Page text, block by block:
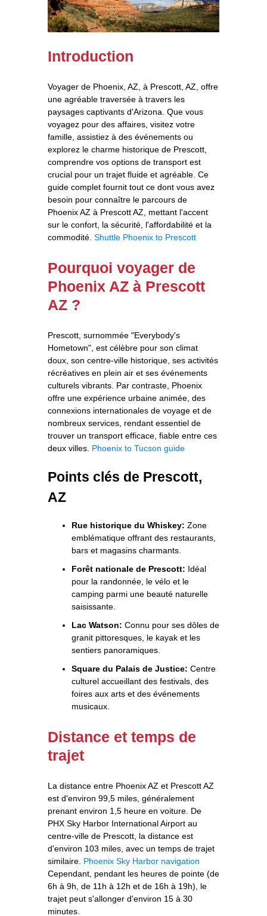
Introduction
Voyager de Phoenix, AZ, à Prescott, AZ, offre
une agréable traversée à travers les
paysages captivants d'Arizona. Que vous
voyagez pour des affaires, visitez votre
famille, assistiez à des événements ou
explorez le charme historique de Prescott,
comprendre vos options de transport est
crucial pour un trajet fluide et agréable. Ce
guide complet fournit tout ce dont vous avez
besoin pour connaître le parcours de
Phoenix AZ à Prescott AZ, mettant l'accent
sur le confort, la sécurité, l'affordabilité et la
commodité. Shuttle Phoenix to Prescott
Pourquoi voyager de
Phoenix AZ à Prescott
AZ ?
Prescott, surnommée "Everybody's
Hometown", est célèbre pour son climat
doux, son centre-ville historique, ses activités
récréatives en plein air et ses événements
culturels vibrants. Par contraste, Phoenix
offre une expérience urbaine animée, des
connexions internationales de voyage et de
nombreux services, rendant essentiel de
trouver un transport efficace, fiable entre ces
deux villes. Phoenix to Tucson guide
Points clés de Prescott,
AZ
Rue historique du Whiskey: Zone
emblématique offrant des restaurants,
bars et magasins charmants.
Forêt nationale de Prescott: Idéal
pour la randonnée, le vélo et le
camping parmi une beauté naturelle
saisissante.
Lac Watson: Connu pour ses dôles de
granit pittoresques, le kayak et les
sentiers panoramiques.
Square du Palais de Justice: Centre
culturel accueillant des festivals, des
foires aux arts et des événements
musicaux.
Distance et temps de
trajet
La distance entre Phoenix AZ et Prescott AZ
est d'environ 99,5 miles, généralement
prenant environ 1,5 heure en voiture. De
PHX Sky Harbor International Airport au
centre-ville de Prescott, la distance est
d'environ 103 miles, avec un temps de trajet
similaire. Phoenix Sky Harbor navigation
Cependant, pendant les heures de pointe (de
6h à 9h, de 11h à 12h et de 16h à 19h), le
trajet peut s'allonger d'environ 15 à 30
minutes.